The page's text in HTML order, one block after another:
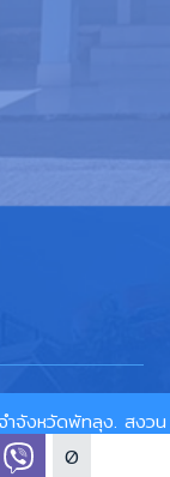
0
ำจังหวัดพัทลุง. สงวน